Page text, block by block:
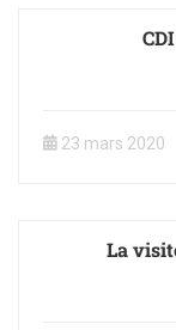
23 mars 2020
La